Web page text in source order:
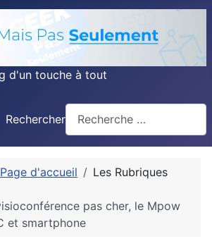
d'un touche à tout
Rechercher
Page d'accueil
Les Rubriques
pas cher, le Mpow
et smartphone